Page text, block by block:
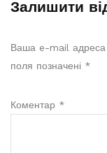
Залишити
Ваша e-mail адреса
поля позначені *
Коментар *